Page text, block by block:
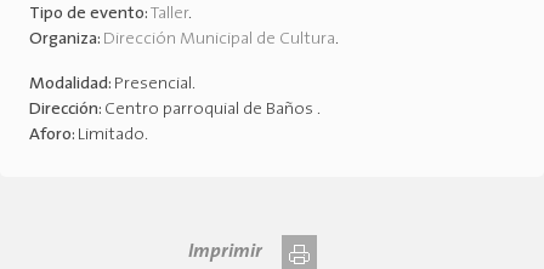
Tipo de evento: Taller.
Organiza: Dirección Municipal de Cultura.
Modalidad: Presencial.
Dirección: Centro parroquial de Baños .
Aforo: Limitado.
Imprimir